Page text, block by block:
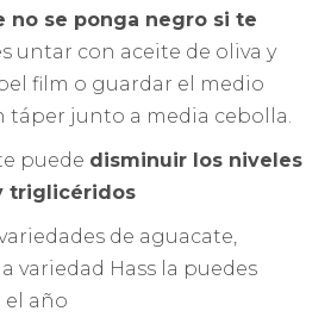
no se ponga negro si te
untar con aceite de oliva y
film o guardar el medio
táper junto a media cebolla.
puede disminuir los niveles
triglicéridos
de aguacate,
variedad Hass la puedes
año